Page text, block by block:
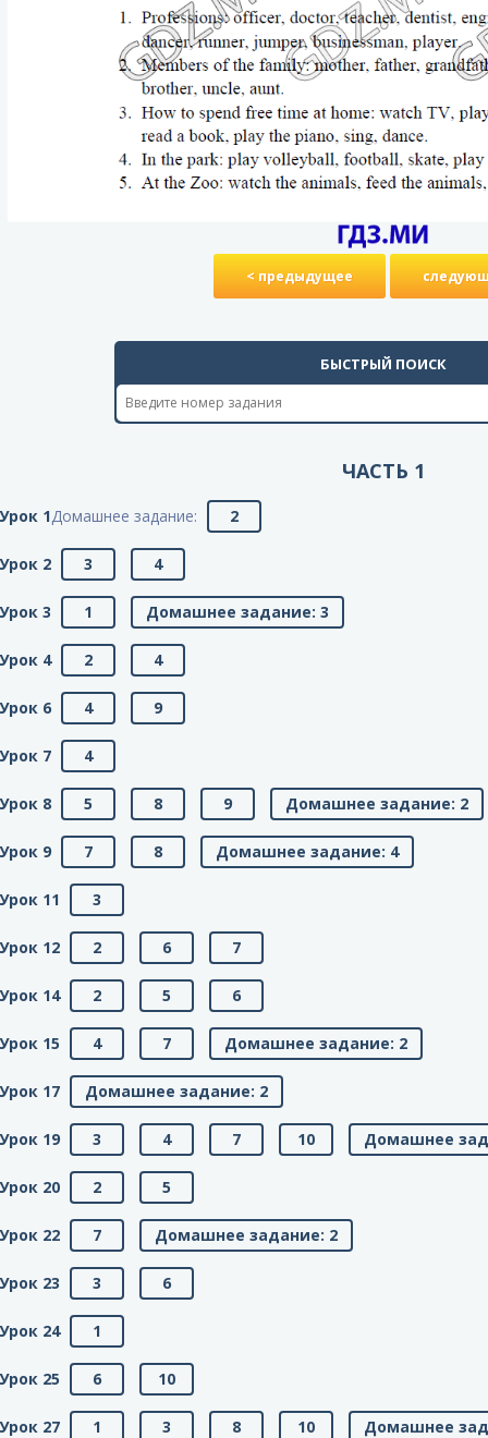
< предыдущее
БЫСТРЫЙ ПОИСК
ЧАСТЬ 1
Урок 1Домашнее задание: 2
Урок 2 3 4
Урок 3 1 Домашнее задание: 3
Урок 4 2 4
Урок 6 4 9
Урок 7 4
Урок 8 5 8 9 Домашнее задание: 2
Урок 9 7 8 Домашнее задание: 4
Урок 11 3
Урок 12 2 6 7
Урок 14 2 5 6
Урок 15 4 7 Домашнее задание: 2
Урок 17 Домашнее задание: 2
Урок 19 3 4 7 10 Домашнее
Урок 20 2 5
Урок 22 7 Домашнее задание: 2
Урок 23 3 6
Урок 24 1
Урок 25 6 10
Урок 27 1 3 8 10 Домашнее